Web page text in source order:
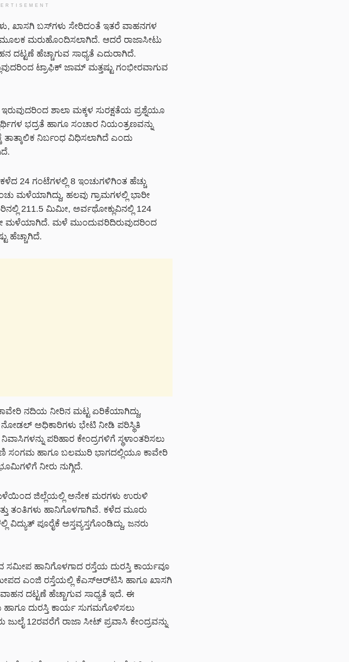
ಖಾಸಗಿ ಬಸ್‌ಗಳು ಸೇರಿದಂತೆ ಇತರೆ ವಾಹನಗಳ
ಮೂಲಕ ಮರುಹೊಂದಿಸಲಾಗಿದೆ. ಆದರೆ ರಾಜಾಸೀಟು
ದಟ್ಟಣೆ ಹೆಚ್ಚಾಗುವ ಸಾಧ್ಯತೆ ಎದುರಾಗಿದೆ.
ಟ್ರಾಫಿಕ್ ಜಾಮ್ ಮತ್ತಷ್ಟು ಗಂಭೀರವಾಗುವ
ಇರುವುದರಿಂದ ಶಾಲಾ ಮಕ್ಕಳ ಸುರಕ್ಷತೆಯ ಪ್ರಶ್ನೆಯೂ
ಭದ್ರತೆ ಹಾಗೂ ಸಂಚಾರ ನಿಯಂತ್ರಣವನ್ನು
ತಾತ್ಕಾಲಿಕ ನಿರ್ಬಂಧ ವಿಧಿಸಲಾಗಿದೆ ಎಂದು
24 ಗಂಟೆಗಳಲ್ಲಿ 8 ಇಂಚುಗಳಿಗಿಂತ ಹೆಚ್ಚು
ಮಳೆಯಾಗಿದ್ದು, ಹಲವು ಗ್ರಾಮಗಳಲ್ಲಿ ಭಾರೀ
211.5 ಮಿಮೀ, ಅರ್ವಥೋಕ್ಲುವಿನಲ್ಲಿ 124
ಮಳೆಯಾಗಿದೆ. ಮಳೆ ಮುಂದುವರಿದಿರುವುದರಿಂದ
ಹೆಚ್ಚಾಗಿದೆ.
ನದಿಯ ನೀರಿನ ಮಟ್ಟ ಏರಿಕೆಯಾಗಿದ್ದು,
ನೋಡಲ್ ಅಧಿಕಾರಿಗಳು ಭೇಟಿ ನೀಡಿ ಪರಿಸ್ಥಿತಿ
ಪರಿಹಾರ ಕೇಂದ್ರಗಳಿಗೆ ಸ್ಥಳಾಂತರಿಸಲು
ಸಂಗಮ ಹಾಗೂ ಬಲಮುರಿ ಭಾಗದಲ್ಲಿಯೂ ಕಾವೇರಿ
ನೀರು ನುಗ್ಗಿದೆ.
ಜಿಲ್ಲೆಯಲ್ಲಿ ಅನೇಕ ಮರಗಳು ಉರುಳಿ
ತಂತಿಗಳು ಹಾನಿಗೊಳಗಾಗಿವೆ. ಕಳೆದ ಮೂರು
ಪೂರೈಕೆ ಅಸ್ತವ್ಯಸ್ತಗೊಂಡಿದ್ದು, ಜನರು
ಹಾನಿಗೊಳಗಾದ ರಸ್ತೆಯ ದುರಸ್ತಿ ಕಾರ್ಯವೂ
ಎಂಜಿ ರಸ್ತೆಯಲ್ಲಿ ಕೆಎಸ್‌ಆರ್‌ಟಿಸಿ ಹಾಗೂ ಖಾಸಗಿ
ದಟ್ಟಣೆ ಹೆಚ್ಚಾಗುವ ಸಾಧ್ಯತೆ ಇದೆ. ಈ
ದುರಸ್ತಿ ಕಾರ್ಯ ಸುಗಮಗೊಳಿಸಲು
12ರವರೆಗೆ ರಾಜಾ ಸೀಟ್ ಪ್ರವಾಸಿ ಕೇಂದ್ರವನ್ನು